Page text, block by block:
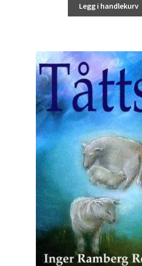
Legg i handlekurv